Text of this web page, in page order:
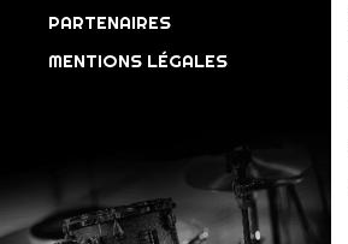
PARTENAIRES
MENTIONS LÉGALES